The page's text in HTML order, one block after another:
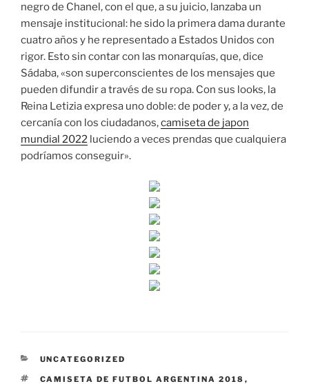
negro de Chanel, con el que, a su juicio, lanzaba un
mensaje institucional: he sido la primera dama durante
cuatro años y he representado a Estados Unidos con
rigor. Esto sin contar con las monarquías, que, dice
Sádaba, «son superconscientes de los mensajes que
pueden difundir a través de su ropa. Con sus looks, la
Reina Letizia expresa uno doble: de poder y, a la vez, de
cercanía con los ciudadanos,camiseta de japon
mundial 2022 luciendo a veces prendas que cualquiera
podríamos conseguir».
CATEGORÍAS
UNCATEGORIZED
ETIQUETAS
CAMISETA DE FUTBOL ARGENTINA 2018 ,